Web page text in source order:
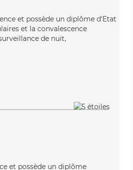
et possède un diplôme d'Etat
et la convalescence
de nuit,
et possède un diplôme